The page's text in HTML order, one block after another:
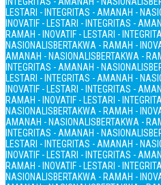
LESTARI - INTEGRITAS - AMANAH -
INOVATIF - LESTARI - INTEGRITAS -
RAMAH - INOVATIF - LESTARI -
NASIONALISBERTAKWA - RAMAH -
AMANAH - NASIONALISBERTAKWA -
INTEGRITAS - AMANAH - NASIONALIS
LESTARI - INTEGRITAS - AMANAH -
INOVATIF - LESTARI - INTEGRITAS -
RAMAH - INOVATIF - LESTARI -
NASIONALISBERTAKWA - RAMAH -
AMANAH - NASIONALISBERTAKWA -
INTEGRITAS - AMANAH - NASIONALIS
LESTARI - INTEGRITAS - AMANAH -
INOVATIF - LESTARI - INTEGRITAS -
RAMAH - INOVATIF - LESTARI -
NASIONALISBERTAKWA - RAMAH -